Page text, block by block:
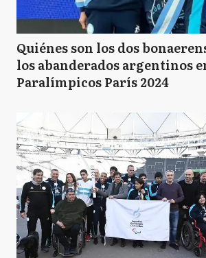
Quiénes son los dos
los abanderados argentinos
Paralímpicos París 2024